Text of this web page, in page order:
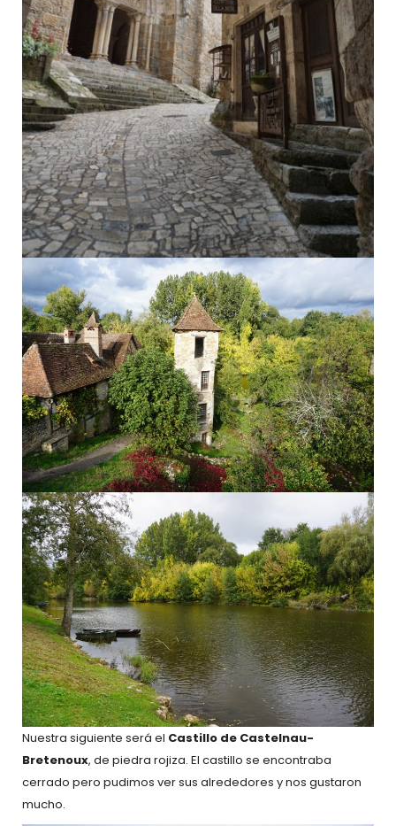
Nuestra siguiente será el Castillo de Castelnau-
Bretenoux, de piedra rojiza. El castillo se encontraba
cerrado pero pudimos ver sus alrededores y nos gustaron
mucho.